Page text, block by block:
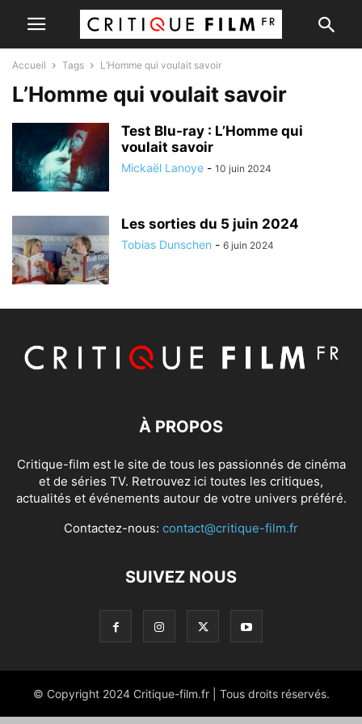
Accueil Tags L’Homme qui voulait savoir
L’Homme qui voulait savoir
Test Blu-ray : L’Homme qui
voulait savoir
Mickaël Lanoye - 10 juin 2024
Les sorties du 5 juin 2024
Tobias Dunschen - 6 juin 2024
À PROPOS
Critique-film est le site de tous les passionnés de cinéma
et de séries TV. Retrouvez ici toutes les critiques,
actualités et événements autour de votre univers préféré.
Contactez-nous: contact@critique-film.fr
SUIVEZ NOUS
© Copyright 2024 Critique-film.fr | Tous droits réservés.